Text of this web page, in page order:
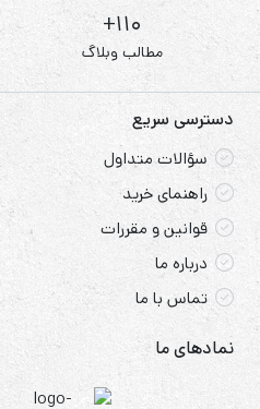
110+
مطالب وبلاگ
دسترسی سریع
سؤالات متداول
راهنمای خرید
قوانین و مقررات
درباره ما
تماس با ما
نمادهای ما